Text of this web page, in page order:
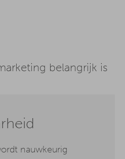
belangrijk is
nauwkeurig